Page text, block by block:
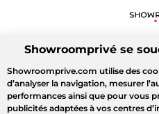
Showroomprivé se
Showroomprive.com utilise des
d’analyser la navigation, mesurer
performances ainsi que pour vous
publicités adaptées à vos centres